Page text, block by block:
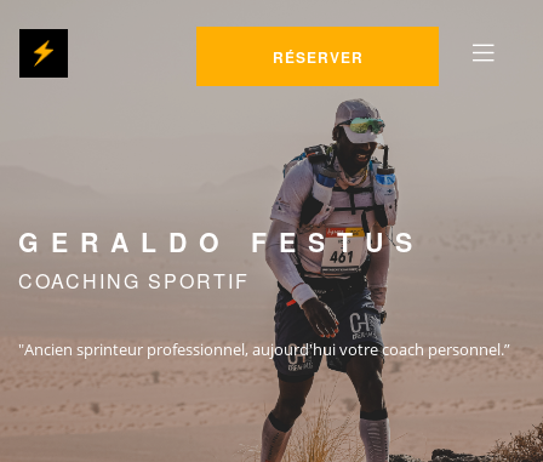
RÉSERVER
GERALDO FESTUS
COACHING SPORTIF
"Ancien sprinteur professionnel,aujourd'hui votre coach personnel.”